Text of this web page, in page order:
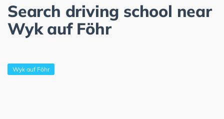
Search driving school near
Wyk auf Föhr
Wyk auf Föhr